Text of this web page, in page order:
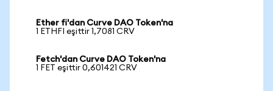
Ether fi'dan Curve DAO Token'na
1 ETHFI eşittir 1,7081 CRV
Fetch'dan Curve DAO Token'na
1 FET eşittir 0,601421 CRV